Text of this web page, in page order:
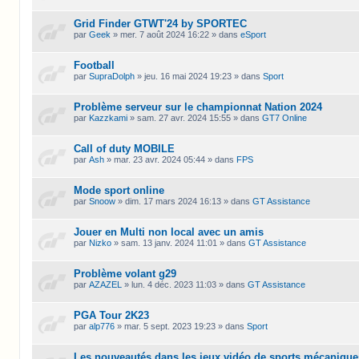
Grid Finder GTWT'24 by SPORTEC
parGeek »mer. 7 août 2024 16:22 » danseSport
Football
parSupraDolph »jeu. 16 mai 2024 19:23 » dansSport
Problème serveur sur le championnat Nation 2024
par Kazzkami »sam. 27 avr. 2024 15:55 » dansGT7 Online
Call of duty MOBILE
parAsh »mar. 23 avr. 2024 05:44 » dans FPS
Mode sport online
parSnoow »dim. 17 mars 2024 16:13 » dansGT Assistance
Jouer en Multi non local avec un amis
par Nizko »sam. 13 janv. 2024 11:01 » dansGT Assistance
Problème volant g29
parAZAZEL » lun. 4 déc. 2023 11:03 » dansGT Assistance
PGA Tour 2K23
paralp776 »mar. 5 sept. 2023 19:23 » dansSport